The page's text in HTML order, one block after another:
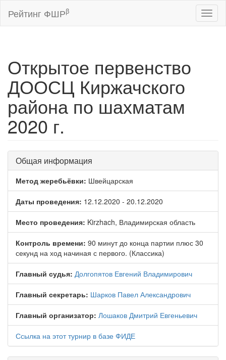
Рейтинг ФШРβ
Открытое первенство
ДООСЦ Киржачского
района по шахматам
2020 г.
Общая информация
Метод жеребьёвки: Швейцарская
Даты проведения: 12.12.2020 - 20.12.2020
Место проведения: Kirzhach, Владимирская область
Контроль времени: 90 минут до конца партии плюс 30
секунд на ход начиная с первого. (Классика)
Главный судья: Долгопятов Евгений Владимирович
Главный секретарь: Шарков Павел Александрович
Главный организатор: Лошаков Дмитрий Евгеньевич
Ссылка на этот турнир в базе ФИДЕ